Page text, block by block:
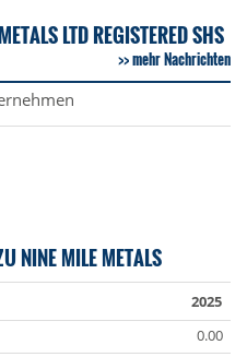
LTD REGISTERED SHS
mehr Nachrichten
NINE MILE METALS
2025
0.00